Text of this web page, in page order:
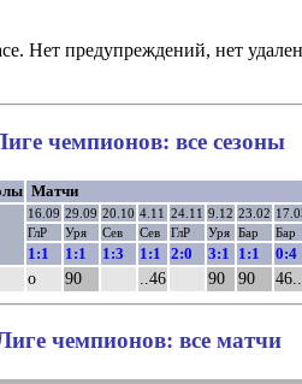
Нет предупреждений, нет
чемпионов: все сезоны
Матчи
16.09 29.09 20.10 4.11 24.11 9.12 23.02
ГлР
Уря Сев Сев ГлР Уря Бар Бар
1:1 1:1 1:3 1:1 2:0 3:1 1:1 0:4
о 90 ..46 90 90 46..
чемпионов: все матчи